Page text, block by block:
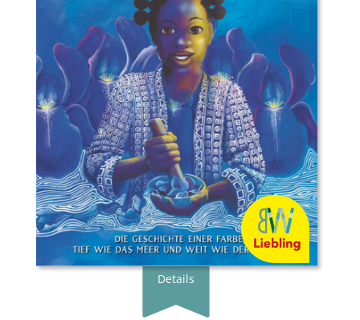
Buchautor*in:
Nana Ekua Brew-Hammond
Illustrator*in:Daniel Minter
Übersetzer*in:Anne Brauner
Verlag:
Gratitude Verlag
Genre:
Bilderbuch
Typ:Gebunden
Seiten:40
ISBN:978-3-98920-005-0
Preis:20.00 €
Erscheingsdatum:20.06.25
Details